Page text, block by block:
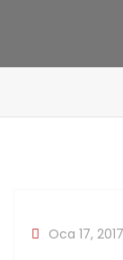
Oca 17, 2017